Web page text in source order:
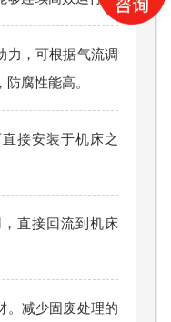
力，可根据气流调
腐性能高。
接安装于机床之
直接回流到机床
。减少固废处理的